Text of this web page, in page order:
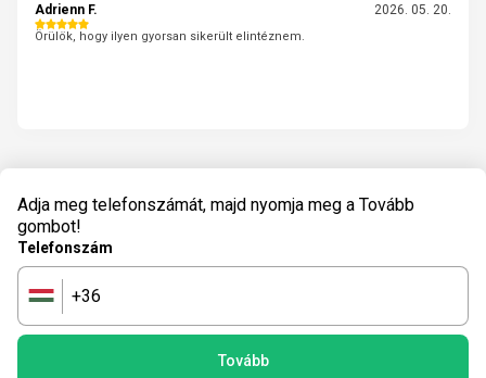
Adrienn F.
2026. 05. 20.
Örülök, hogy ilyen gyorsan sikerült elintéznem.
Adja meg telefonszámát, majd nyomja meg a Tovább
gombot!
Telefonszám
🇭🇺 +36
Tovább